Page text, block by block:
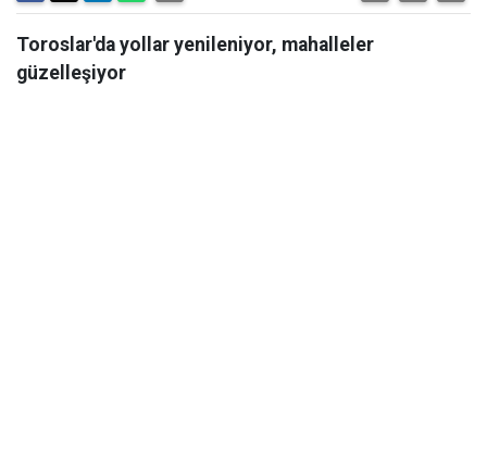
Toroslar'da yollar yenileniyor, mahalleler
güzelleşiyor